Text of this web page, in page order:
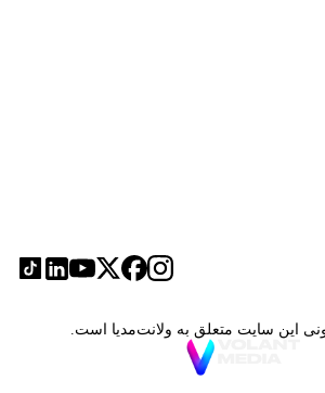
این سایت متعلق به ولانت‌مدیا است.